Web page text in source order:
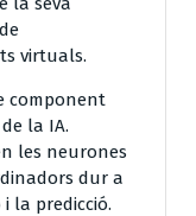
virtuals.
component
la IA.
les neurones
dur a
la predicció.